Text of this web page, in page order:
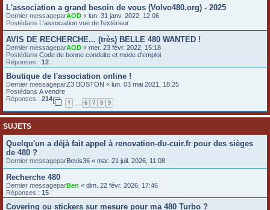
L'association a grand besoin de vous (Volvo480.org) - 2025
Dernier messageparAOD « lun. 31 janv. 2022, 12:06
Postédans L'association vue de l'extérieur
AVIS DE RECHERCHE... (très) BELLE 480 WANTED !
Dernier messageparAOD « mer. 23 févr. 2022, 15:18
Postédans Code de bonne conduite et mode d'emploi
Réponses : 12
Boutique de l'association online !
Dernier messageparZ3 BOSTON « lun. 03 mai 2021, 18:25
Postédans A vendre
Réponses : 214
1 … 6 7 8 9
SUJETS
Quelqu'un a déjà fait appel à renovation-du-cuir.fr pour des sièges
de 480 ?
Dernier messageparBevis36 « mar. 21 juil. 2026, 11:08
Recherche 480
Dernier messageparBen « dim. 22 févr. 2026, 17:46
Réponses : 15
Covering ou stickers sur mesure pour ma 480 Turbo ?